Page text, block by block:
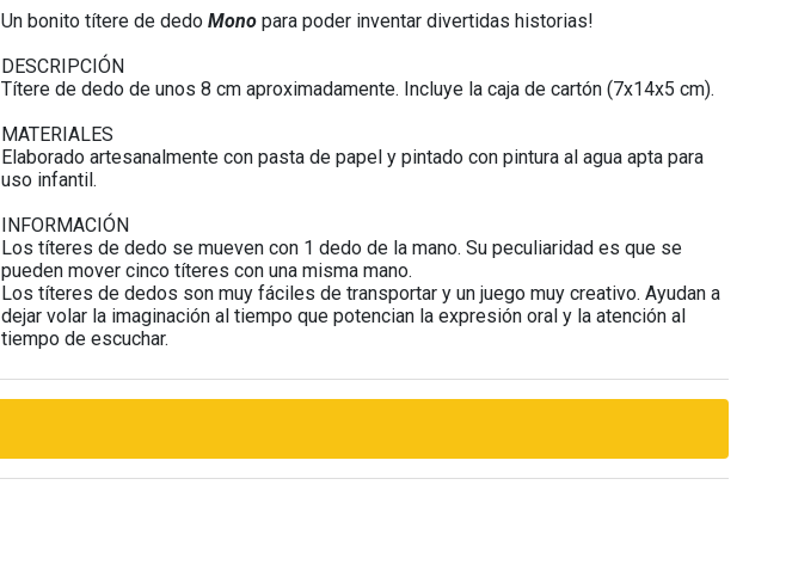
Un bonito títere de dedo Monopara poder inventar divertidas historias!
DESCRIPCIÓN
Títere de dedo de unos 8 cm aproximadamente. Incluye la caja de cartón (7x14x5 cm).
MATERIALES
Elaborado artesanalmente con pasta de papel y pintado con pintura al agua apta para
uso infantil.
INFORMACIÓN
Los títeres de dedo se mueven con 1 dedo de la mano. Su peculiaridad es que se
pueden mover cinco títeres con una misma mano.
Los títeres de dedos son muy fáciles de transportar y un juego muy creativo. Ayudan a
dejar volar la imaginación al tiempo que potencian la expresión oral y la atención al
tiempo de escuchar.